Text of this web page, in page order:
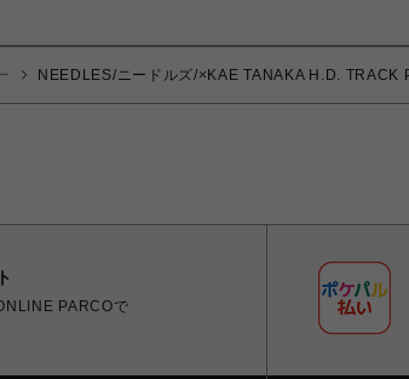
NEEDLES/ニードルズ/×KAE TANAKA H.D. TRACK
PARCOで